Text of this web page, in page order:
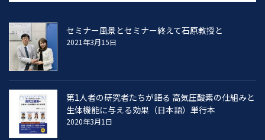
セミナー風景とセミナー終えて石原教授と
2021年3月15日
第1人者の研究者たちが語る 高気圧酸素の仕組みと
生体機能に与える効果（日本語）単行本
2020年3月1日